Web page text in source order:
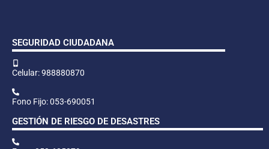
SEGURIDAD CIUDADANA
Celular: 988880870
Fono Fijo: 053-690051
GESTIÓN DE RIESGO DE DESASTRES